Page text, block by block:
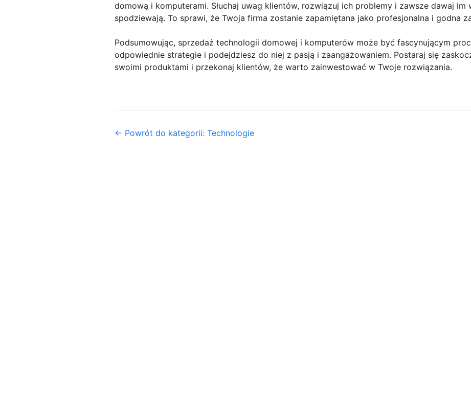
domową i komputerami. Słuchaj uwag klientów, rozwiązuj ich problemy i zawsze dawaj im
spodziewają. To sprawi, że Twoja firma zostanie zapamiętana jako profesjonalna i godna
Podsumowując, sprzedaż technologii domowej i komputerów może być fascynującym
odpowiednie strategie i podejdziesz do niej z pasją i zaangażowaniem. Postaraj się
swoimi produktami i przekonaj klientów, że warto zainwestować w Twoje rozwiązania.
← Powrót do kategorii: Technologie